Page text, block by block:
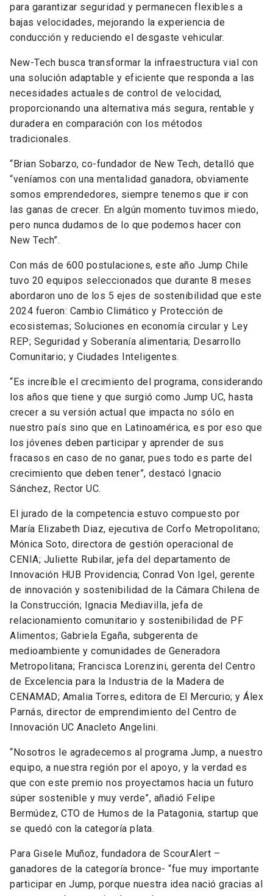
para garantizar seguridad y permanecen flexibles a
bajas velocidades, mejorando la experiencia de
conducción y reduciendo el desgaste vehicular.
New-Tech busca transformar la infraestructura vial con
una solución adaptable y eficiente que responda a las
necesidades actuales de control de velocidad,
proporcionando una alternativa más segura, rentable y
duradera en comparación con los métodos
tradicionales.
“Brian Sobarzo, co-fundador de New Tech, detalló que
“veníamos con una mentalidad ganadora, obviamente
somos emprendedores, siempre tenemos que ir con
las ganas de crecer. En algún momento tuvimos miedo,
pero nunca dudamos de lo que podemos hacer con
New Tech”.
Con más de 600 postulaciones, este año Jump Chile
tuvo 20 equipos seleccionados que durante 8 meses
abordaron uno de los 5 ejes de sostenibilidad que este
2024 fueron: Cambio Climático y Protección de
ecosistemas; Soluciones en economía circular y Ley
REP; Seguridad y Soberanía alimentaria; Desarrollo
Comunitario; y Ciudades Inteligentes.
“Es increíble el crecimiento del programa, considerando
los años que tiene y que surgió como Jump UC, hasta
crecer a su versión actual que impacta no sólo en
nuestro país sino que en Latinoamérica, es por eso que
los jóvenes deben participar y aprender de sus
fracasos en caso de no ganar, pues todo es parte del
crecimiento que deben tener”, destacó Ignacio
Sánchez, Rector UC.
El jurado de la competencia estuvo compuesto por
María Elizabeth Diaz, ejecutiva de Corfo Metropolitano;
Mónica Soto, directora de gestión operacional de
CENIA; Juliette Rubilar, jefa del departamento de
Innovación HUB Providencia; Conrad Von Igel, gerente
de innovación y sostenibilidad de la Cámara Chilena de
la Construcción; Ignacia Mediavilla, jefa de
relacionamiento comunitario y sostenibilidad de PF
Alimentos; Gabriela Egaña, subgerenta de
medioambiente y comunidades de Generadora
Metropolitana; Francisca Lorenzini, gerenta del Centro
de Excelencia para la Industria de la Madera de
CENAMAD; Amalia Torres, editora de El Mercurio; y Álex
Parnás, director de emprendimiento del Centro de
Innovación UC Anacleto Angelini.
“Nosotros le agradecemos al programa Jump, a nuestro
equipo, a nuestra región por el apoyo, y la verdad es
que con este premio nos proyectamos hacia un futuro
súper sostenible y muy verde”, añadió Felipe
Bermúdez, CTO de Humos de la Patagonia, startup que
se quedó con la categoría plata.
Para Gisele Muñoz, fundadora de ScourAlert –
ganadores de la categoría bronce- “fue muy importante
participar en Jump, porque nuestra idea nació gracias al